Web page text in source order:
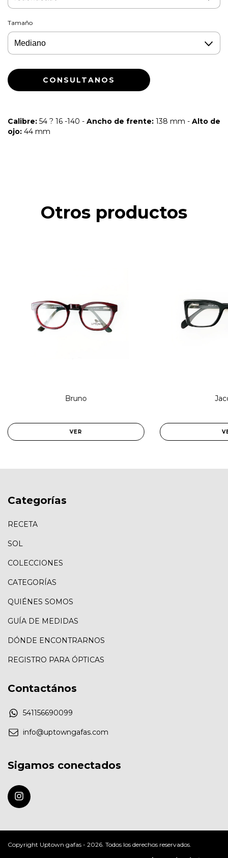
Tamaño
Calibre: 54 ? 16 -140 - Ancho de frente: 138 mm - Alto de
ojo: 44 mm
Otros productos
Bruno
VER
Categorías
RECETA
SOL
COLECCIONES
CATEGORÍAS
QUIÉNES SOMOS
GUÍA DE MEDIDAS
DÓNDE ENCONTRARNOS
REGISTRO PARA ÓPTICAS
Contactános
541156690099
info@uptowngafas.com
Sigamos conectados
Copyright Uptown gafas - 2026. Todos los derechos reservados.